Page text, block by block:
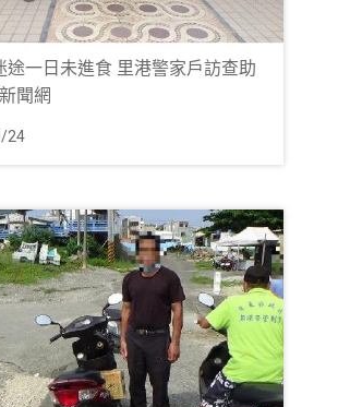
途一日未進食 里港警家戶訪查助
聞網
24